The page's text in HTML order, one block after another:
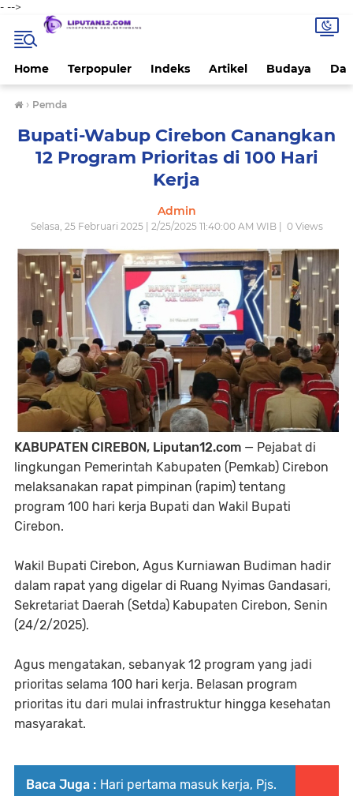
- -->
Home Terpopuler Indeks Artikel Budaya
› Pemda
Bupati-Wabup Cirebon Canangkan
12 Program Prioritas di 100 Hari
Kerja
Admin
Selasa, 25 Februari 2025 | 2/25/2025 11:40:00 AM WIB | 0Views
KABUPATEN CIREBON, Liputan12.com — Pejabat di
lingkungan Pemerintah Kabupaten (Pemkab) Cirebon
melaksanakan rapat pimpinan (rapim) tentang
program 100 hari kerja Bupati dan Wakil Bupati
Cirebon.
Wakil Bupati Cirebon, Agus Kurniawan Budiman hadir
dalam rapat yang digelar di Ruang Nyimas Gandasari,
Sekretariat Daerah (Setda) Kabupaten Cirebon, Senin
(24/2/2025).
Agus mengatakan, sebanyak 12 program yang jadi
prioritas selama 100 hari kerja. Belasan program
prioritas itu dari mulai infrastruktur hingga kesehatan
masyarakat.
Baca Juga : Hari pertama masuk kerja, Pjs.